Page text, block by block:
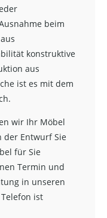
beim
konstruktive
aus
ist es mit dem
wir Ihr Möbel
der Entwurf Sie
für Sie
Termin und
in unseren
ist